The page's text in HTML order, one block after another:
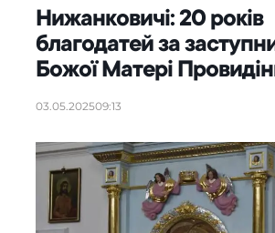
Нижанковичі: 20 років
благодатей за
Божої Матері
03.05.202509:13